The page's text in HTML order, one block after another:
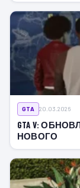
GTA 20.03.2026
GTA V:
НОВОГО